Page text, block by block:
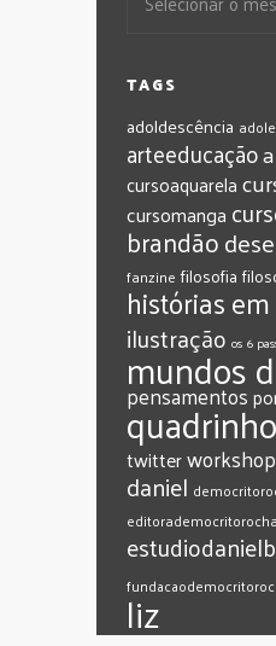
TAGS
adoldescência
arteeducação
cursoaquarela
cursomanga
brandão
fanzine filosofia
histórias
ilustração os 6
mundos
pensamentos
twitterworkshop
‎daniel‬
‎editorademocritorocha
‪‎liz